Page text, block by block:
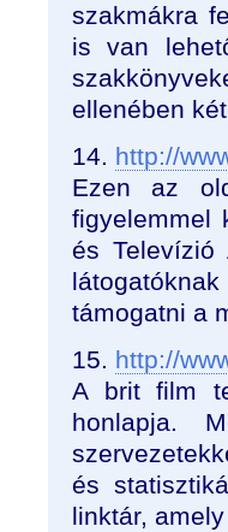
szakmákra
is van
ellenében
14. http://
Ezen az
figyelemmel
és Televízió
támogatni a
15. http://
A brit film
honlapja.
és
linktár,